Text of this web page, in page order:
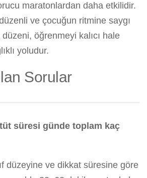
maratonlardan daha etkilidir.
ve çocuğun ritmine saygı
öğrenmeyi kalıcı hale
yoludur.
Sorular
süresi günde toplam kaç
düzeyine ve dikkat süresine göre